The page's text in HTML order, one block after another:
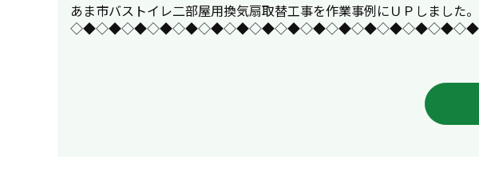
あま市バストイレ二部屋用換気扇取替工事を作業事例にＵＰしました